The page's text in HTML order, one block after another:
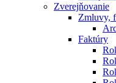
Zverejňovanie
Zmluvy,
Faktúry